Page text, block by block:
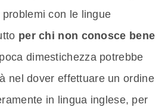
con le lingue
per chi non conosce bene
dimestichezza potrebbe
nel dover effettuare un ordine
in lingua inglese, per